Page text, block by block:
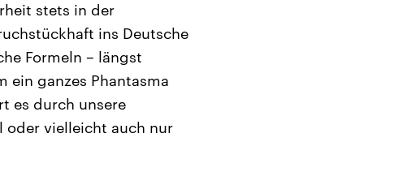
stets in der
ins Deutsche
Formeln – längst
ein ganzes Phantasma
es durch unsere
oder vielleicht auch nur